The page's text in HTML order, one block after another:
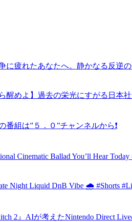
に疲れたあなたへ。静かなる反逆
醒めよ】過去の栄光にすがる日本
番組は”５．０”チャンネルから❗️
Cinematic Ballad You’ll Hear
Night Liquid DnB Vibe 🌧️ #Shorts
2』AIが考えたNintendo Direct